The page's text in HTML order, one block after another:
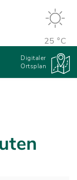
25 °C
Digitaler
Ortsplan